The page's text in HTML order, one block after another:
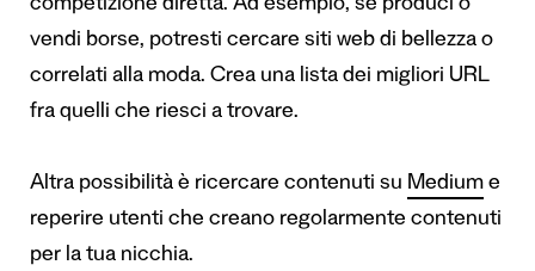
competizione diretta. Ad esempio, se produci o
vendi borse, potresti cercare siti web di bellezza o
correlati alla moda. Crea una lista dei migliori URL
fra quelli che riesci a trovare.
Altra possibilità è ricercare contenuti su Medium e
reperire utenti che creano regolarmente contenuti
per la tua nicchia.